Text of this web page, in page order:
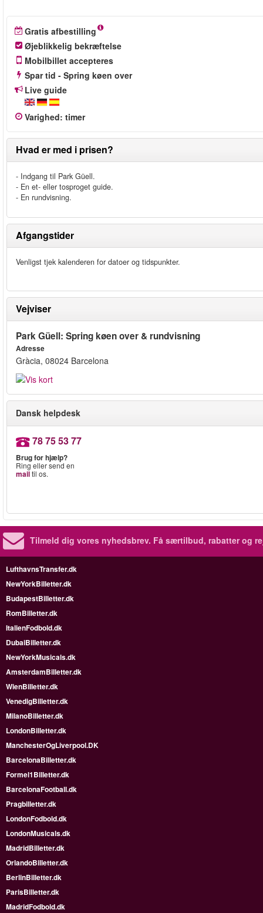
Gratis afbestilling
Øjeblikkelig bekræftelse
Mobilbillet accepteres
Spar tid - Spring køen over
Live guide
Varighed: timer
Hvad er med i prisen?
- Indgang til Park Güell.
- En et- eller tosproget guide.
- En rundvisning.
Afgangstider
Venligst tjek kalenderen for datoer og tidspunkter.
Vejviser
Park Güell: Spring køen over & rundvisning
Adresse
Gràcia, 08024 Barcelona
Dansk helpdesk
78 75 53 77
Brug for hjælp?
Ring eller send en
mailtil os.
Tilmeld dig vores nyhedsbrev. Få særtilbud, rabatter og
LufthavnsTransfer.dk
NewYorkBilletter.dk
BudapestBilletter.dk
RomBilletter.dk
ItalienFodbold.dk
DubaiBilletter.dk
NewYorkMusicals.dk
AmsterdamBilletter.dk
WienBilletter.dk
VenedigBilletter.dk
MilanoBilletter.dk
LondonBilletter.dk
ManchesterOgLiverpool.DK
BarcelonaBilletter.dk
Formel1Billetter.dk
BarcelonaFootball.dk
Pragbilletter.dk
LondonFodbold.dk
LondonMusicals.dk
MadridBilletter.dk
OrlandoBilletter.dk
BerlinBilletter.dk
ParisBilletter.dk
MadridFodbold.dk